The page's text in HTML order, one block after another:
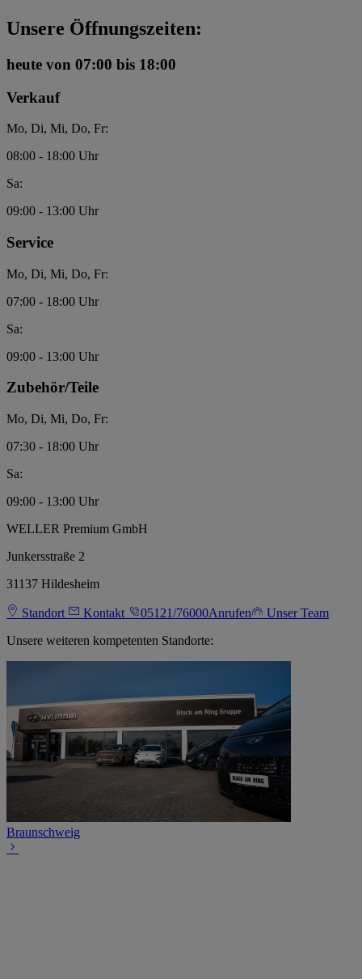
Unsere Öffnungszeiten:
heute von 07:00 bis 18:00
Verkauf
Mo, Di, Mi, Do, Fr:
08:00 - 18:00 Uhr
Sa:
09:00 - 13:00 Uhr
Service
Mo, Di, Mi, Do, Fr:
07:00 - 18:00 Uhr
Sa:
09:00 - 13:00 Uhr
Zubehör/Teile
Mo, Di, Mi, Do, Fr:
07:30 - 18:00 Uhr
Sa:
09:00 - 13:00 Uhr
WELLER Premium GmbH
Junkersstraße 2
31137 Hildesheim
Standort Kontakt 05121/76000Anrufen
Unser Team
Unsere weiteren kompetenten Standorte:
Braunschweig